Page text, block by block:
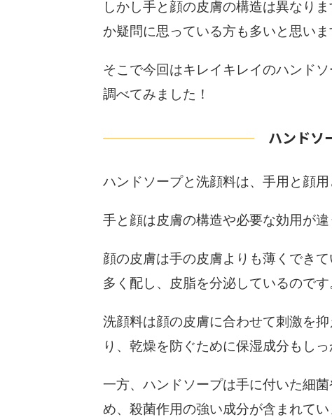
しかし手と顔の皮膚の構造は異なり
か疑問に思っている方も多いと思いま
そこで今回はキレイキレイのハンド
調べてみました！
ハンドソ
ハンドソープと洗顔料は、手用と顔用
手と顔は皮膚の構造や必要な効用が
顔の皮膚は手の皮膚よりも薄くでき
多く配し、皮脂を分泌しているのです
洗顔料は顔の皮膚に合わせて刺激を
り、乾燥を防ぐために保湿成分もしっ
一方、ハンドソープは手に付いた細
め、殺菌作用の強い成分が含まれてい